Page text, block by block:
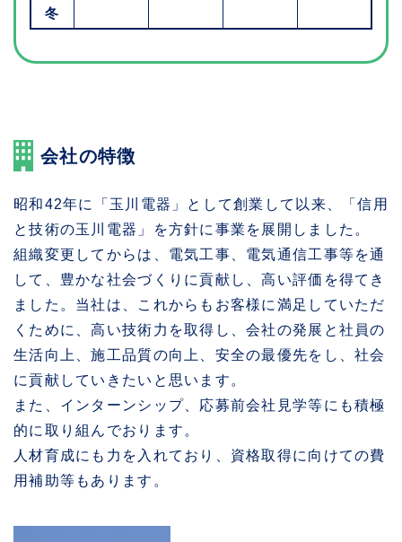
冬
会社の特徴
昭和42年に「玉川電器」として創業して以来、「信用
と技術の玉川電器」を方針に事業を展開しました。
組織変更してからは、電気工事、電気通信工事等を通
して、豊かな社会づくりに貢献し、高い評価を得てき
ました。当社は、これからもお客様に満足していただ
くために、高い技術力を取得し、会社の発展と社員の
生活向上、施工品質の向上、安全の最優先をし、社会
に貢献していきたいと思います。
また、インターンシップ、応募前会社見学等にも積極
的に取り組んでおります。
人材育成にも力を入れており、資格取得に向けての費
用補助等もあります。